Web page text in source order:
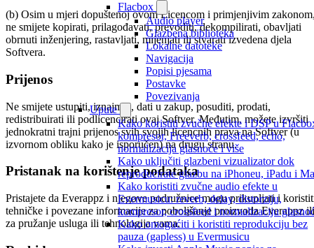
Flacbox
Audio player
Glazbena biblioteka
Lokalne datoteke
Navigacija
Popisi pjesama
Postavke
Povezivanja
Upute
Kako koristiti zvučne efekte i DSP u
kompresor, Freeverb, crossfeed, echo,
normalizacija glasnoće i više
Kako uključiti glazbeni vizualizator dok
reproducirate glazbu na iPhoneu, iPadu i
Kako koristiti zvučne audio efekte u
Evermusicu: reverb, delay, distorziju,
kompresor, crossfeed i normalizaciju
Kako omogućiti i koristiti reprodukciju bez
pauza (gapless) u Evermusicu
(b) Osim u mjeri dopuštenoj ovom Licencom i primjenjivim
ne smijete kopirati, prilagođavati, prevoditi, dekompilirati, obavljati
obrnuti inženjering, rastavljati, mijenjati ili stvarati izvedena djela
Softvera.
Prijenos
Ne smijete ustupiti, iznajmiti, dati u zakup, posuditi, prodati,
redistribuirati ili podlicencirati ovaj Softver. Međutim, možete izvršiti
jednokratni trajni prijenos svih svojih licencnih prava na Softver (u
izvornom obliku kako je isporučen) na drugu stranu.
Pristanak na korištenje podataka
Pristajete da Everappz i njegove podružnice mogu prikupljati i
tehničke i povezane informacije za poboljšanje proizvoda Everappz ili
za pružanje usluga ili tehnologija vama.